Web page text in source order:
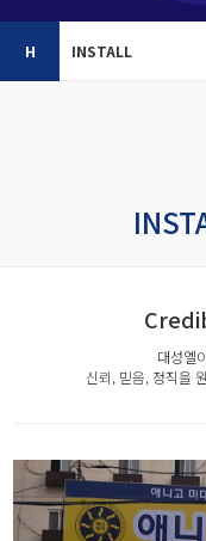
H INSTALL
대성엘
신뢰, 믿음, 정직을